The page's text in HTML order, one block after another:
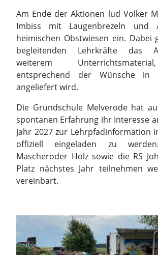
Am Ende der Aktionen lud Volker
Imbiss mit Laugenbrezeln und
heimischen Obstwiesen ein. Dabei
begleitenden Lehrkräfte das
weiterem
entsprechend der Wünsche in
angeliefert wird.
Die Grundschule Melverode hat
spontanen Erfahrung ihr Interesse
Jahr 2027 zur Lehrpfadinformation
offiziell eingeladen zu
Mascheroder Holz sowie die RS
Platz nächstes Jahr teilnehmen
vereinbart.